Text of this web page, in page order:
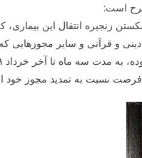
شرح است:
زنجیره انتقال این
و قرآنی و سایر مجوزهایی که
نسبت به تمدید مجوز خود